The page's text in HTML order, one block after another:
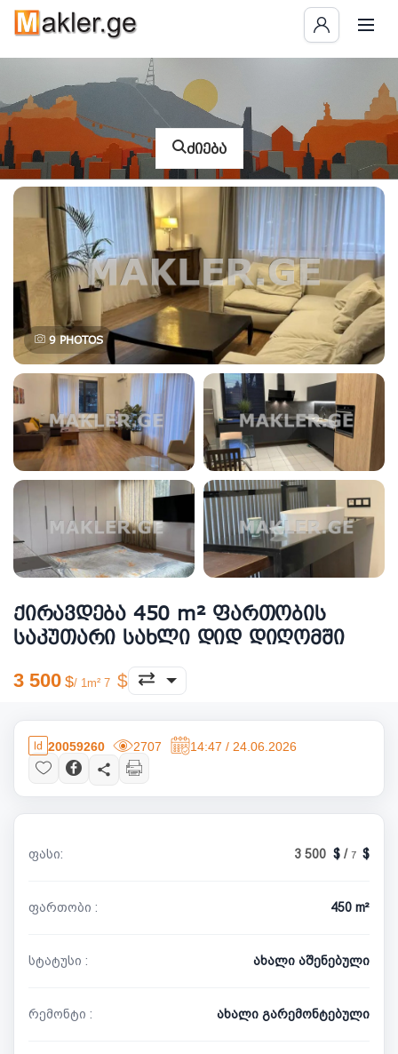
ძიება
9PHOTOS
ქირავდება 450 m² ფართობის
საკუთარი სახლი დიდ დიღომში
3 500 / 1m² 7
20059260 2707 14:47 / 24.06.2026
ფასი: 3 500 / 7
ფართობი : 450 m²
სტატუსი : ახალი აშენებული
რემონტი : ახალი გარემონტებული